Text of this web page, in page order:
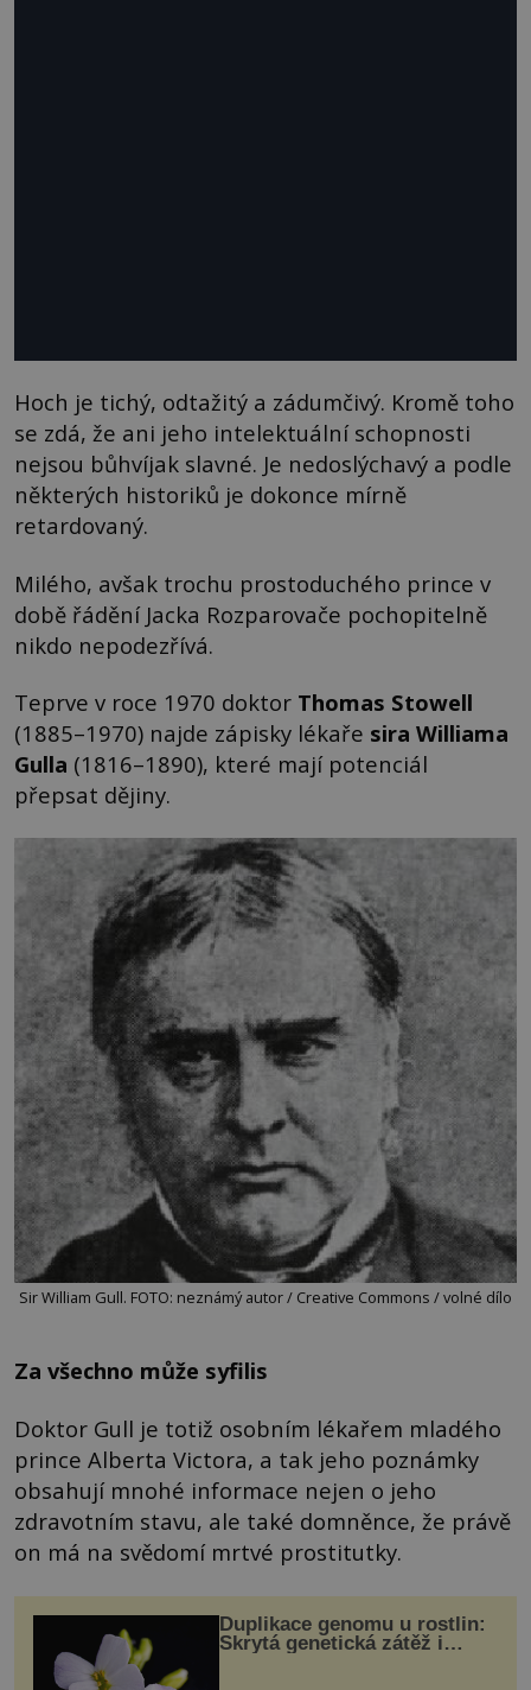
Hoch je tichý, odtažitý a zádumčivý. Kromě toho
se zdá, že ani jeho intelektuální schopnosti
nejsou bůhvíjak slavné. Je nedoslýchavý a podle
některých historiků je dokonce mírně
retardovaný.
Milého, avšak trochu prostoduchého prince v
době řádění Jacka Rozparovače pochopitelně
nikdo nepodezřívá.
Teprve v roce 1970 doktor Thomas Stowell
(1885–1970) najde zápisky lékaře sira Williama
Gulla (1816–1890), které mají potenciál
přepsat dějiny.
Sir William Gull. FOTO: neznámý autor / Creative Commons / volné dílo
Za všechno může syfilis
Doktor Gull je totiž osobním lékařem mladého
prince Alberta Victora, a tak jeho poznámky
obsahují mnohé informace nejen o jeho
zdravotním stavu, ale také domněnce, že právě
on má na svědomí mrtvé prostitutky.
Duplikace genomu u rostlin:
Skrytá genetická zátěž i